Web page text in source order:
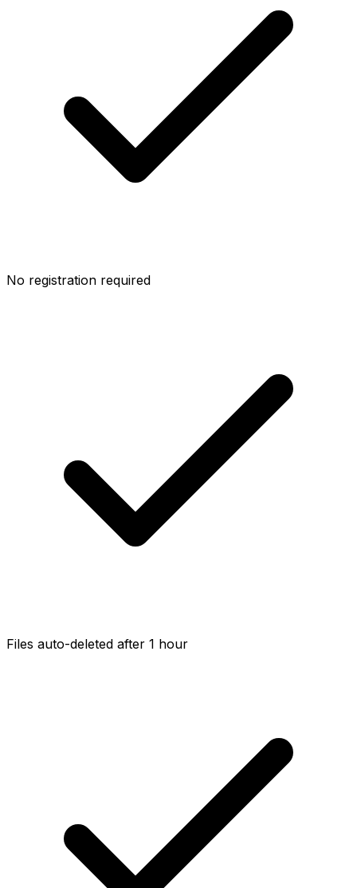
No registration required
Files auto-deleted after 1 hour